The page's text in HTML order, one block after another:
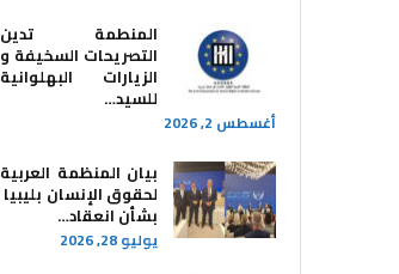
المنطمة تدين
التصريحات السخيفة و
الزيارات البهلوانية
للسيد…
أغسطس 2, 2026
بيان المنظمة العربية
لحقوق الإنسان بليبيا ​
بشأن انعقاد…
يوليو 28, 2026